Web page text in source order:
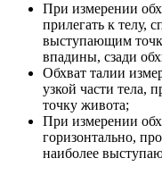
При измерении
прилегать к телу,
выступающим
впадины, сзади
Обхват талии
узкой части тела,
точку живота;
При измерении
горизонтально,
наиболее